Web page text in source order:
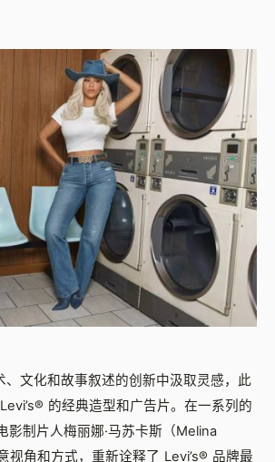
文化和故事叙述的创新中汲取灵感，此
的经典造型和广告片。在一系列的
影制片人梅丽娜·马苏卡斯（Melina
视角和方式，重新诠释了 Levi’s® 品牌最